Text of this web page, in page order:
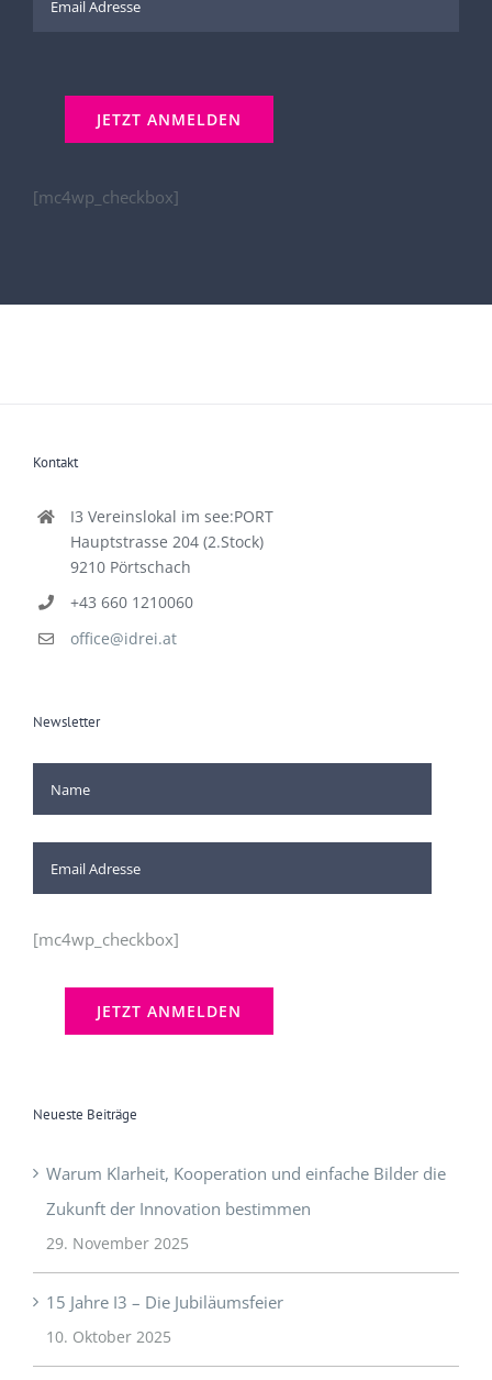
[mc4wp_checkbox]
Kontakt
I3 Vereinslokal im see:PORT
Hauptstrasse 204 (2.Stock)
9210 Pörtschach
+43 660 1210060
office@idrei.at
Newsletter
[mc4wp_checkbox]
Neueste Beiträge
Warum Klarheit, Kooperation und einfache Bilder die
Zukunft der Innovation bestimmen
29. November 2025
15 Jahre I3 – Die Jubiläumsfeier
10. Oktober 2025